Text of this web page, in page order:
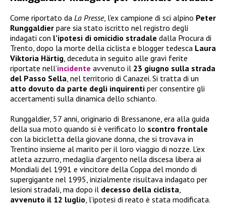
Come riportato da La Presse, l’ex campione di sci alpino Peter
Runggaldier pare sia stato iscritto nel registro degli
indagati con l’ipotesi di omicidio stradale dalla Procura di
Trento, dopo la morte della ciclista e blogger tedesca Laura
Viktoria Härtig, deceduta in seguito alle gravi ferite
riportate nell’incidente avvenuto il 23 giugno sulla strada
del Passo Sella, nel territorio di Canazei. Si tratta di un
atto dovuto da parte degli inquirenti per consentire gli
accertamenti sulla dinamica dello schianto.
Runggaldier, 57 anni, originario di Bressanone, era alla guida
della sua moto quando si è verificato lo scontro frontale
con la bicicletta della giovane donna, che si trovava in
Trentino insieme al marito per il loro viaggio di nozze. L’ex
atleta azzurro, medaglia d’argento nella discesa libera ai
Mondiali del 1991 e vincitore della Coppa del mondo di
supergigante nel 1995, inizialmente risultava indagato per
lesioni stradali, ma dopo il decesso della ciclista,
avvenuto il 12 luglio, l’ipotesi di reato è stata modificata.